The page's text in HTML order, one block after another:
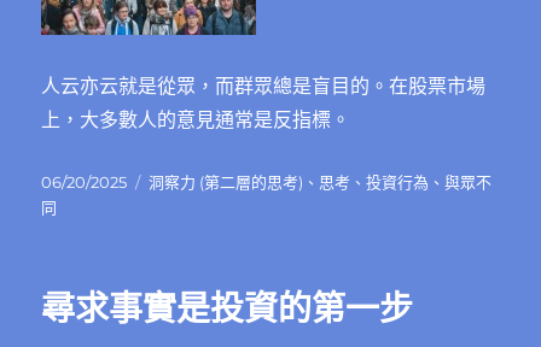
人云亦云就是從眾，而群眾總是盲目的。在股票市場
上，大多數人的意見通常是反指標。
發
佈
06/20/2025
分
洞察力 (第二層的思考) 、 思考 、投資行為 、與眾不
同
尋求事實是投資的第一步